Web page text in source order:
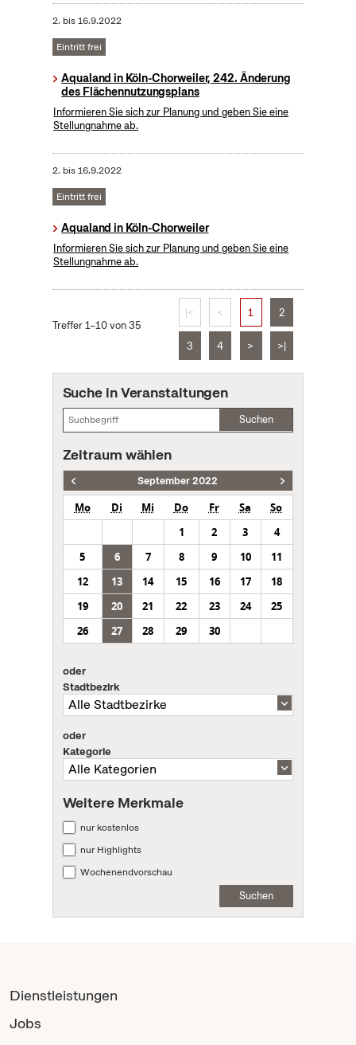
2. bis16.9.2022
Eintritt frei
Aqualand in Köln-Chorweiler, 242. Änderung
des Flächennutzungsplans
Informieren Sie sich zur Planung und geben Sie eine
Stellungnahme ab.
2. bis16.9.2022
Eintritt frei
Aqualand in Köln-Chorweiler
Informieren Sie sich zur Planung und geben Sie eine
Stellungnahme ab.
Treffer 1–10 von 35
|< < 1 2
3 4 > >|
Suche in Veranstaltungen
Suchen
Zeitraum wählen
September 2022
Mo Di Mi Do Fr Sa
So
1
2 3
4
5
6 7 8 9 10
11
12
13 14 15 16 17
18
19
20 21 22 23 24
25
26
27 28 29 30
oder
Stadtbezirk
oder
Kategorie
Weitere Merkmale
nur kostenlos
nur Highlights
Wochenendvorschau
Suchen
Dienstleistungen
Jobs